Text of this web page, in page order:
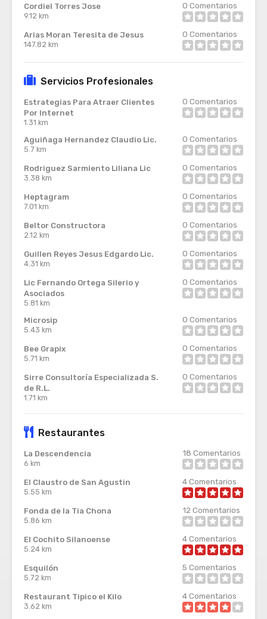
Cordiel Torres Jose
9.12 km
0 Comentarios
Arias Moran Teresita de Jesus
147.82 km
0 Comentarios
Servicios Profesionales
Estrategias Para Atraer Clientes
Por Internet
1.31 km
0 Comentarios
Aguiñaga Hernandez Claudio Lic.
5.7 km
0 Comentarios
Rodriguez Sarmiento Liliana Lic
3.38 km
0 Comentarios
Heptagram
7.01 km
0 Comentarios
Beltor Constructora
2.12 km
0 Comentarios
Guillen Reyes Jesus Edgardo Lic.
4.31 km
0 Comentarios
Lic Fernando Ortega Silerio y
Asociados
5.81 km
0 Comentarios
Microsip
5.43 km
0 Comentarios
Bee Grapix
5.71 km
0 Comentarios
Sirre Consultoría Especializada S.
de R.L.
1.71 km
0 Comentarios
Restaurantes
La Descendencia
6 km
18 Comentarios
El Claustro de San Agustin
5.55 km
4Comentarios
Fonda de la Tia Chona
5.86 km
12Comentarios
El Cochito Silanoense
5.24 km
4Comentarios
Esquilón
5.72 km
5 Comentarios
Restaurant Tipico el Kilo
3.62 km
4Comentarios